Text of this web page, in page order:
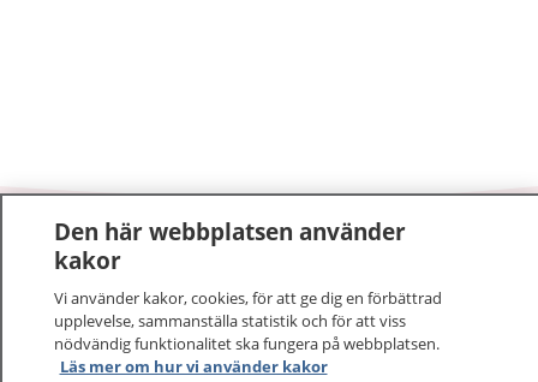
1177–tryggt om din hälsa och vård
På 1177.se får du råd om hälsa och information om
sjukdomar och vilka mottagningar du kan kontakta.
Logga in för att läsa din journal och göra dina
Den här webbplatsen använder
kakor
Vi använder kakor, cookies, för att ge dig en förbättrad
upplevelse, sammanställa statistik och för att viss
nödvändig funktionalitet ska fungera på webbplatsen.
Läs mer om hur vi använder kakor